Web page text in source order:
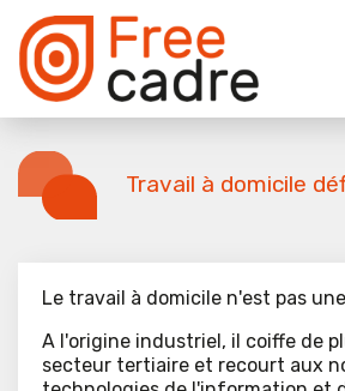
Travail à domicile
Le travail à domicile n'est pas
A l'origine industriel, il coiffe de
secteur tertiaire et recourt aux